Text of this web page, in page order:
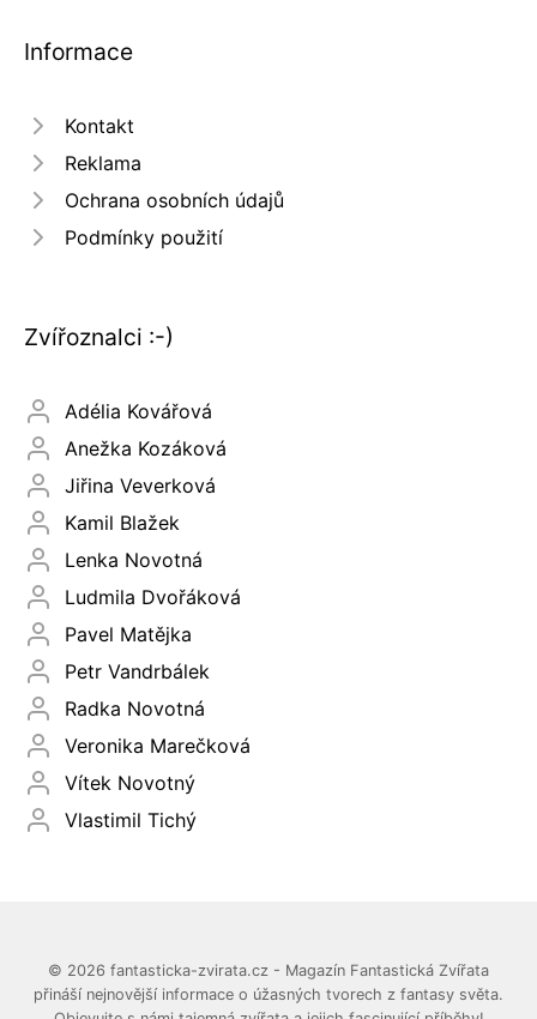
Informace
Kontakt
Reklama
Ochrana osobních údajů
Podmínky použití
Zvířoznalci :-)
Adélia Kovářová
Anežka Kozáková
Jiřina Veverková
Kamil Blažek
Lenka Novotná
Ludmila Dvořáková
Pavel Matějka
Petr Vandrbálek
Radka Novotná
Veronika Marečková
Vítek Novotný
Vlastimil Tichý
© 2026 fantasticka-zvirata.cz - Magazín Fantastická Zvířata
přináší nejnovější informace o úžasných tvorech z fantasy světa.